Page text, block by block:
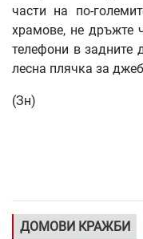
части на по-
храмове, не дръжте
телефони в задните
лесна плячка за
(Зн)
ДОМОВИ КРАЖБИ